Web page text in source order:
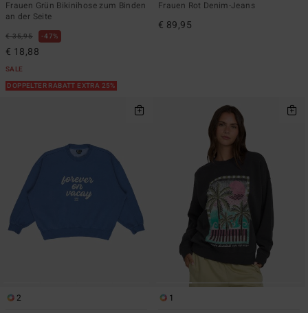
Frauen Grün Bikinihose zum Binden
an der Seite
€ 35,95 47%
€ 18,88
SALE
DOPPELTER RABATT EXTRA 25%
Frauen Rot Denim-Jeans
€ 89,95
2
1